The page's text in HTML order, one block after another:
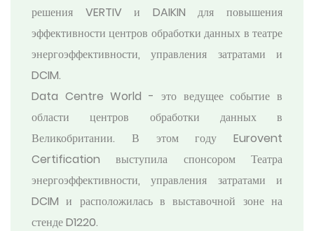
решения VERTIV и DAIKIN для повышения
эффективности центров обработки данных в театре
энергоэффективности, управления затратами и
DCIM.
Data Centre World - это ведущее событие в
области центров обработки данных в
Великобритании. В этом году Eurovent
Certification выступила спонсором Театра
энергоэффективности, управления затратами и
DCIM и расположилась в выставочной зоне на
стенде D1220.